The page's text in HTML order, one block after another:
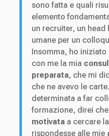
sono fatta e quali
elemento
un recruiter, un
umane per un
Insomma, ho
con me la mia
preparata, che mi
che ne avevo le
determinata a far
formazione, direi
motivata a cercare
rispondesse alle mie